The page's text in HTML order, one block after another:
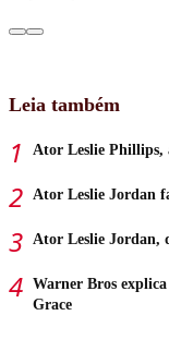
Leia também
Ator Leslie Phillips,
Ator Leslie Jordan
Ator Leslie Jordan,
Warner Bros
Grace